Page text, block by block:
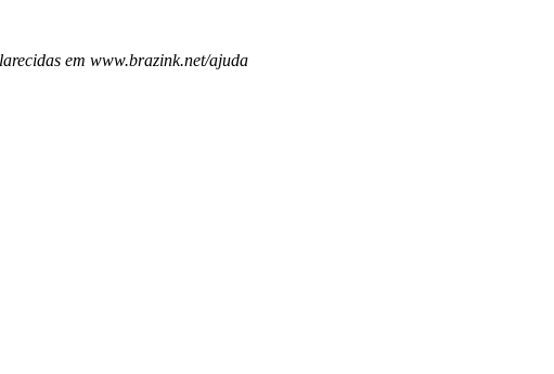
em www.brazink.net/ajuda